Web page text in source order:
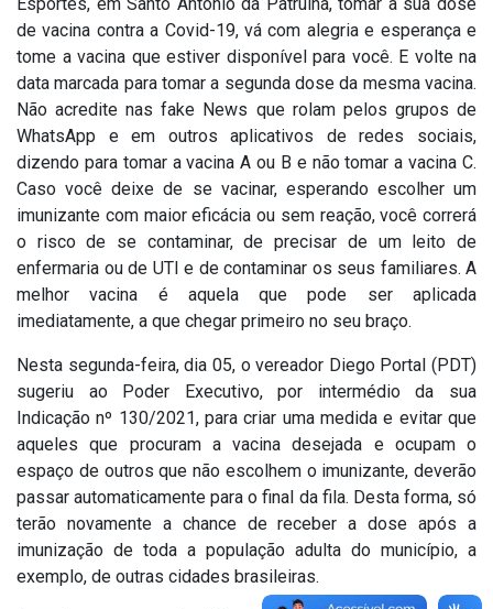
Esportes, em Santo Antônio da Patrulha, tomar a sua dose
de vacina contra a Covid-19, vá com alegria e esperança e
tome a vacina que estiver disponível para você. E volte na
data marcada para tomar a segunda dose da mesma vacina.
Não acredite nas fake News que rolam pelos grupos de
WhatsApp e em outros aplicativos de redes sociais,
dizendo para tomar a vacina A ou B e não tomar a vacina C.
Caso você deixe de se vacinar, esperando escolher um
imunizante com maior eficácia ou sem reação, você correrá
o risco de se contaminar, de precisar de um leito de
enfermaria ou de UTI e de contaminar os seus familiares. A
melhor vacina é aquela que pode ser aplicada
imediatamente, a que chegar primeiro no seu braço.
Nesta segunda-feira, dia 05, o vereador Diego Portal (PDT)
sugeriu ao Poder Executivo, por intermédio da sua
Indicação nº 130/2021, para criar uma medida e evitar que
aqueles que procuram a vacina desejada e ocupam o
espaço de outros que não escolhem o imunizante, deverão
passar automaticamente para o final da fila. Desta forma, só
terão novamente a chance de receber a dose após a
imunização de toda a população adulta do município, a
exemplo, de outras cidades brasileiras.